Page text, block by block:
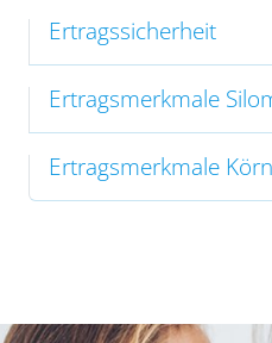
Ertragssicherheit
Ertragsmerkmale
Ertragsmerkmale